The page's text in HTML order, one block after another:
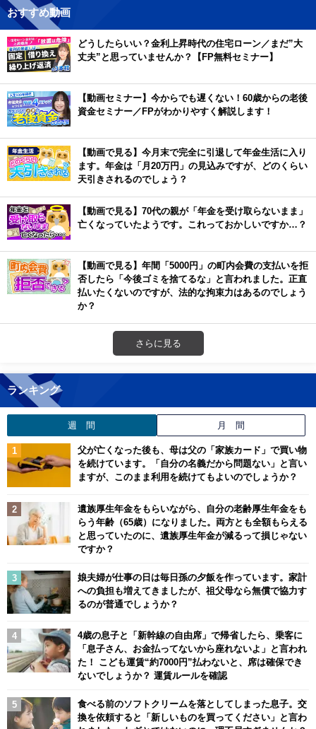
おすすめ動画
どうしたらいい？金利上昇時代の住宅ローン／まだ”大
丈夫”と思っていませんか？【FP無料セミナー】
【動画セミナー】今からでも遅くない！60歳からの老後
資金セミナー／FPがわかりやすく解説します！
【動画で見る】今月末で完全に引退して年金生活に入り
ます。年金は「月20万円」の見込みですが、どのくらい
天引きされるのでしょう？
【動画で見る】70代の親が「年金を受け取らないまま」
亡くなっていたようです。これっておかしいですか…？
【動画で見る】年間「5000円」の町内会費の支払いを拒
否したら「今後ゴミを捨てるな」と言われました。正直
払いたくないのですが、法的な拘束力はあるのでしょう
か？
さらに見る
ランキング
週 間 月 間
父が亡くなった後も、母は父の「家族カード」で買い物
を続けています。「自分の名義だから問題ない」と言い
ますが、このまま利用を続けてもよいのでしょうか？
遺族厚生年金をもらいながら、自分の老齢厚生年金をも
らう年齢（65歳）になりました。両方とも全額もらえる
と思っていたのに、遺族厚生年金が減るって損じゃない
ですか？
娘夫婦が仕事の日は毎日孫の夕飯を作っています。家計
への負担も増えてきましたが、祖父母なら無償で協力す
るのが普通でしょうか？
4歳の息子と「新幹線の自由席」で帰省したら、乗客に
「息子さん、お金払ってないから座れないよ」と言われ
た！ こども運賃“約7000円”払わないと、席は確保でき
ないでしょうか？ 運賃ルールを確認
食べる前のソフトクリームを落としてしまった息子。交
換を依頼すると「新しいものを買ってください」と言わ